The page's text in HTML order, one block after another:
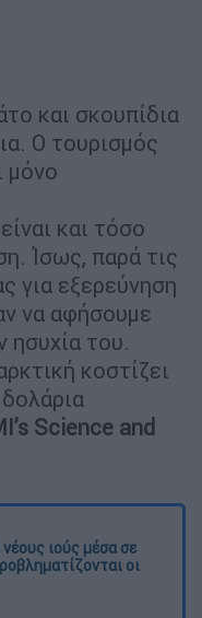
και σκουπίδια
Ο τουρισμός
μόνο
και τόσο
Ίσως, παρά τις
για εξερεύνηση
να αφήσουμε
ησυχία του.
κοστίζει
Science and
ιούς μέσα σε
οι